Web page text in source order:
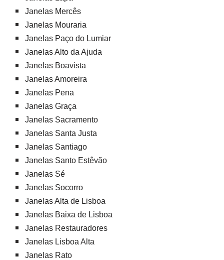
Janelas Mercês
Janelas Mouraria
Janelas Paço do Lumiar
Janelas Alto da Ajuda
Janelas Boavista
Janelas Amoreira
Janelas Pena
Janelas Graça
Janelas Sacramento
Janelas Santa Justa
Janelas Santiago
Janelas Santo Estêvão
Janelas Sé
Janelas Socorro
Janelas Alta de Lisboa
Janelas Baixa de Lisboa
Janelas Restauradores
Janelas Lisboa Alta
Janelas Rato